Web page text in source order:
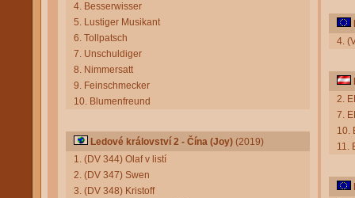
4. Besserwisser
5. Lustiger Musikant
6. Tollpatsch
7. Unschuldiger
8. Nimmersatt
9. Feinschmecker
10. Blumenfreund
Ledové království 2 - Čína (Joy) (2019)
1. (DV 344) Olaf v listí
2. (DV 347) Swen
3. (DV 348) Kristoff
4.
2.
7.
10.
11.